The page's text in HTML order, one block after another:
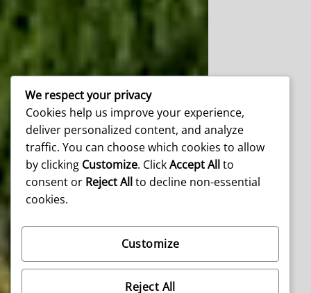
We respect your privacy
Cookies help us improve your experience,
deliver personalized content, and analyze
traffic. You can choose which cookies to allow
by clicking Customize. ClickAccept Allto
consent or Reject Allto decline non-essential
cookies.
Customize
Reject All